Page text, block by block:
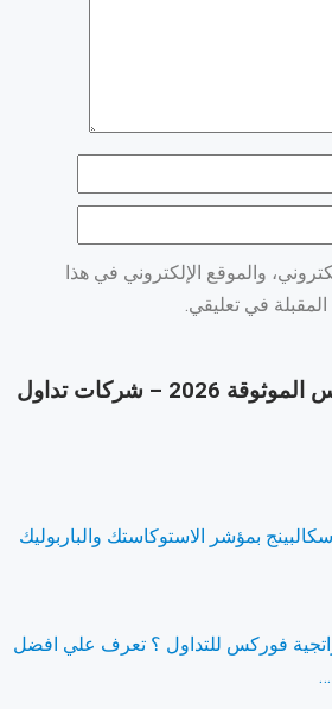
والموقع الإلكتروني في هذا
في تعليقي.
أفضل شركات الفوركس الموثوقة 2026 – شركات تداول
بمؤشر الاستوكاستك والباربوليك
فوركس للتداول ؟ تعرف علي افضل